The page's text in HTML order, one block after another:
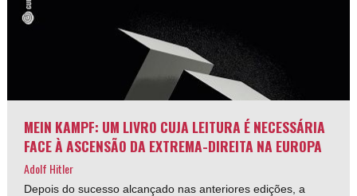
MEIN KAMPF: UM LIVRO CUJA LEITURA É NECESSÁRIA
FACE À ASCENSÃO DA EXTREMA-DIREITA NA EUROPA
Adolf Hitler
Depois do sucesso alcançado nas anteriores edições, a